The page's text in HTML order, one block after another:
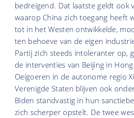
bedreigend. Dat laatste geldt ook
waarop China zich toegang heeft
tot in het Westen ontwikkelde,
ten behoeve van de eigen
Partij zich steeds intoleranter op,
de interventies van Beijing in
Oeigoeren in de autonome regio
Verenigde Staten blijven ook
Biden standvastig in hun
zich scherper opstelt. De twee